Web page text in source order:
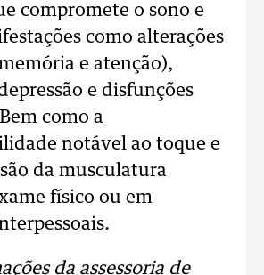
compromete o sono e
como alterações
e atenção),
e disfunções
como a
notável ao toque e
da musculatura
físico ou em
da assessoria de